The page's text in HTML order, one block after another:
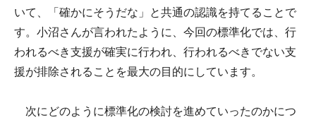
いて、「確かにそうだな」と共通の認識を持てることで
す。小沼さんが言われたように、今回の標準化では、行
われるべき支援が確実に行われ、行われるべきでない支
援が排除されることを最大の目的にしています。
次にどのように標準化の検討を進めていったのかにつ